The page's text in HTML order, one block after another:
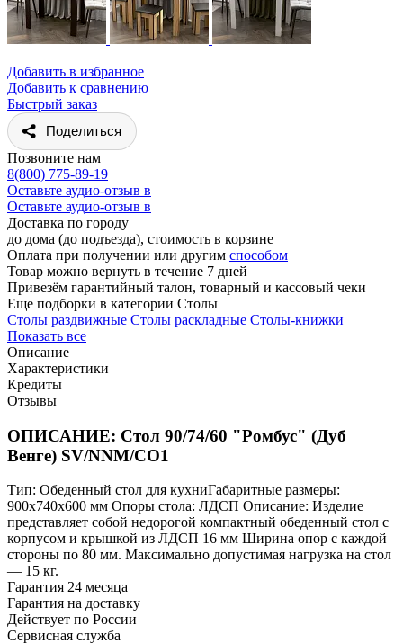
Добавить в избранное
Добавить к сравнению
Быстрый заказ
Поделиться
Позвоните нам
8(800) 775-89-19
Оставьте аудио-отзыв в
Оставьте аудио-отзыв в
Доставка по городу
до дома (до подъезда), стоимость в корзине
Оплата при получении или другим способом
Товар можно вернуть в течение 7 дней
Привезём гарантийный талон, товарный и кассовый чеки
Еще подборки в категории Столы
Столы раздвижные Столы раскладные Столы-книжки
Показать все
Описание
Характеристики
Кредиты
Отзывы
ОПИСАНИЕ: Стол 90/74/60 "Ромбус" (Дуб
Венге) SV/NNM/СО1
Тип: Обеденный стол для кухниГабаритные размеры:
900х740х600 мм Опоры стола: ЛДСП Описание: Изделие
представляет собой недорогой компактный обеденный стол с
корпусом и крышкой из ЛДСП 16 мм Ширина опор с каждой
стороны по 80 мм. Максимально допустимая нагрузка на стол
— 15 кг.
Гарантия 24 месяца
Гарантия на доставку
Действует по России
Сервисная служба